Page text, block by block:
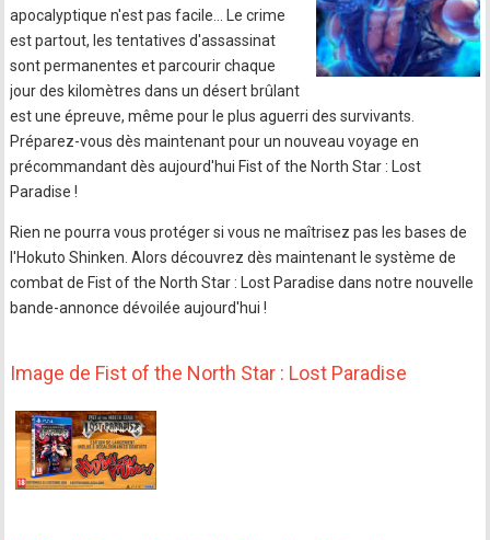
apocalyptique n'est pas facile… Le crime
est partout, les tentatives d'assassinat
sont permanentes et parcourir chaque
jour des kilomètres dans un désert brûlant
est une épreuve, même pour le plus aguerri des survivants.
Préparez-vous dès maintenant pour un nouveau voyage en
précommandant dès aujourd'hui Fist of the North Star : Lost
Paradise !
Rien ne pourra vous protéger si vous ne maîtrisez pas les bases de
l'Hokuto Shinken. Alors découvrez dès maintenant le système de
combat de Fist of the North Star : Lost Paradise dans notre nouvelle
bande-annonce dévoilée aujourd'hui !
Image de Fist of the North Star : Lost Paradise